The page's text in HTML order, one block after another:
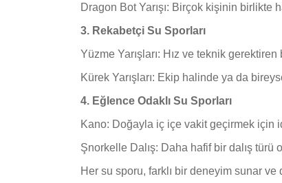
Dragon Bot Yarışı: Birçok kişinin
3. Rekabetçi Su Sporları
Yüzme Yarışları: Hız ve teknik
Kürek Yarışları: Ekip halinde ya da
4. Eğlence Odaklı Su Sporları
Kano: Doğayla iç içe vakit geçirmek için
Şnorkelle Dalış: Daha hafif bir dalış türü
Her su sporu, farklı bir deneyim sunar